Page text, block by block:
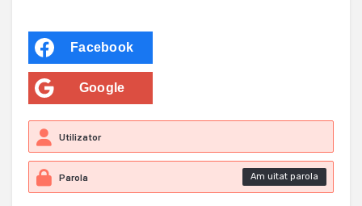
Facebook
Google
Am uitat parola